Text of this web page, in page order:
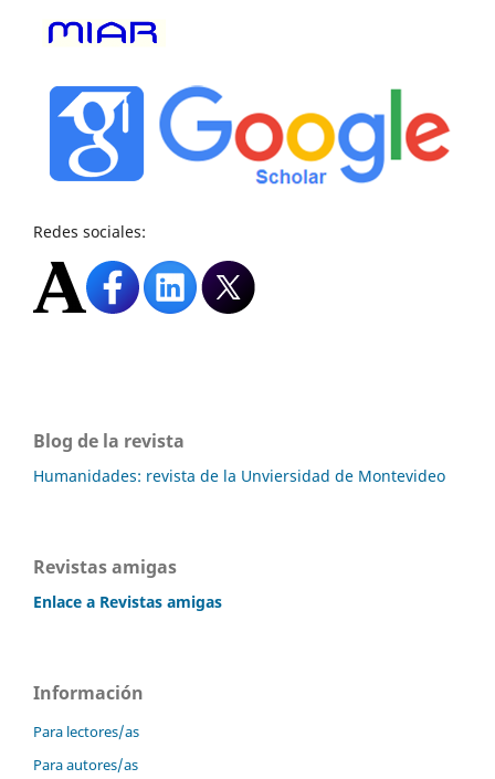
Redes sociales:
Blog de la revista
Humanidades: revista de la Unviersidad de Montevideo
Revistas amigas
Enlace a Revistas amigas
Información
Para lectores/as
Para autores/as